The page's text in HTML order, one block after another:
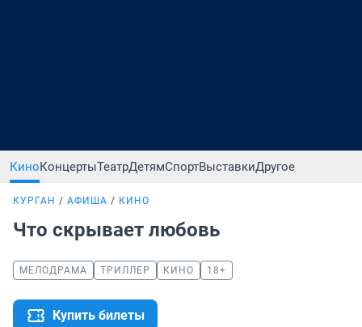
КиноКонцертыТеатрДетямСпортВыставкиДругое
КУРГАН АФИША КИНО
Что скрывает любовь
МЕЛОДРАМА ТРИЛЛЕР КИНО 18+
Купить билеты